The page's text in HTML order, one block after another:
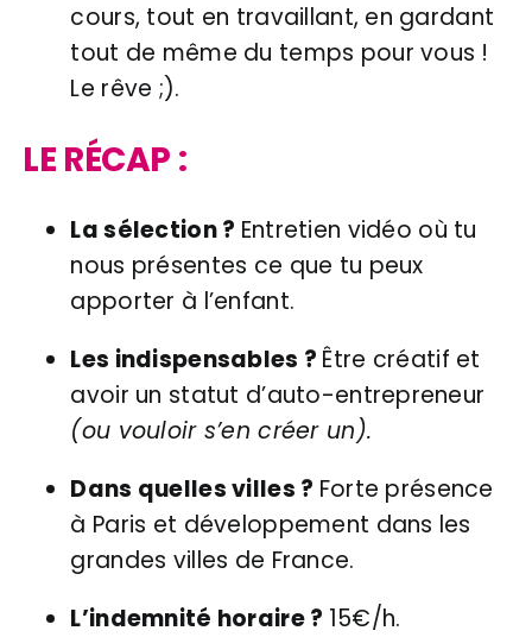
cours, tout en travaillant, en gardant
tout de même du temps pour vous !
Le rêve ;).
LE RÉCAP :
La sélection ? Entretien vidéo où tu
nous présentes ce que tu peux
apporter à l’enfant.
Les indispensables ? Être créatif et
avoir un statut d’auto-entrepreneur
(ou vouloir s’en créer un).
Dans quelles villes ? Forte présence
à Paris et développement dans les
grandes villes de France.
L’indemnité horaire ? 15€/h.